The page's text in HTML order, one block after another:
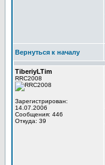
Вернуться к началу
TiberiyLTim
RRC2008
Зарегистрирован:
14.07.2006
Сообщения: 446
Откуда: 39